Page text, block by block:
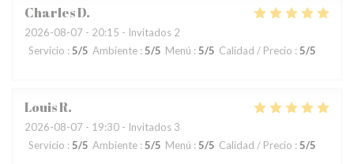
CharlesD
2026-08-07 - 20:15 - Invitados 2
Servicio : 5/5 Ambiente : 5/5 Menú : 5/5 Calidad / Precio : 5/5
LouisR
2026-08-07 - 19:30 - Invitados 3
Servicio : 5/5 Ambiente : 5/5 Menú : 5/5 Calidad / Precio : 5/5